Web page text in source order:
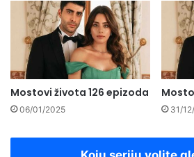
Mostovi života 126 epizoda
06/01/2025 31/